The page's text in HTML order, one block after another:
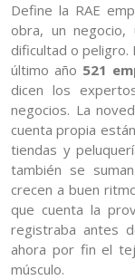
Define la RAE
obra, un negocio,
dificultad o peligro.
último año 521
dicen los
negocios. La
cuenta propia
tiendas y
también se
crecen a buen
que cuenta la
registraba antes
ahora por fin el
músculo.